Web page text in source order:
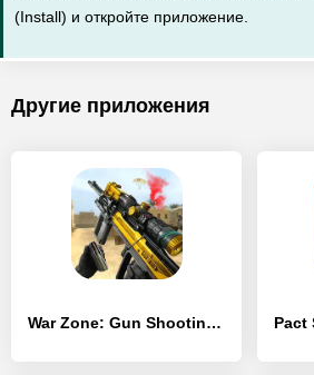
(Install) и откройте приложение.
Другие приложения
War Zone: Gun Shooting Games - [Взлом/МОД Бесконечные деньги]